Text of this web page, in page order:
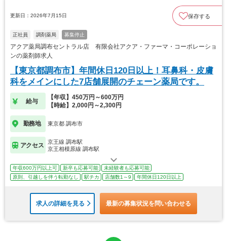
更新日：2026年7月15日 保存する
正社員 調剤薬局 募集停止
アクア薬局調布セントラル店 有限会社アクア・ファーマ・コーポレーショ
ンの薬剤師求人
【東京都調布市】年間休日120日以上！耳鼻科・皮膚
科をメインにした7店舗展開のチェーン薬局です。
給与
【年収】450万円～600万円
【時給】2,000円～2,300円
勤務地 東京都 調布市
アクセス
京王線 調布駅
京王相模原線 調布駅
年収600万円以上可 新卒も応募可能
未経験者も応募可能
原則、引越しを伴う転勤なし
駅チカ 店舗数1～9 年間休日120日以上
求人の詳細を見る 最新の募集状況を問い合わせる